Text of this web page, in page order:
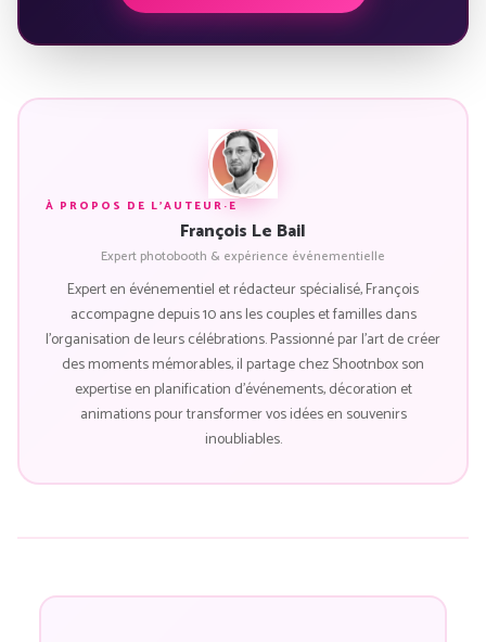
À PROPOS DE L'AUTEUR·E
François Le Bail
Expert photobooth & expérience événementielle
Expert en événementiel et rédacteur spécialisé, François
accompagne depuis 10 ans les couples et familles dans
l'organisation de leurs célébrations. Passionné par l'art de créer
des moments mémorables, il partage chez Shootnbox son
expertise en planification d'événements, décoration et
animations pour transformer vos idées en souvenirs
inoubliables.